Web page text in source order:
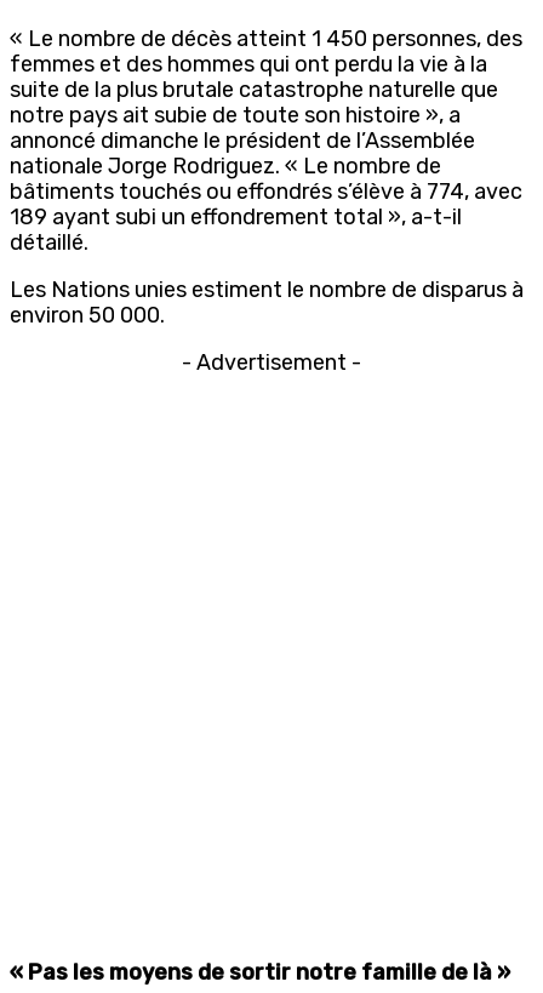
« Le nombre de décès atteint 1 450 personnes, des
femmes et des hommes qui ont perdu la vie à la
suite de la plus brutale catastrophe naturelle que
notre pays ait subie de toute son histoire », a
annoncé dimanche le président de l’Assemblée
nationale Jorge Rodriguez. « Le nombre de
bâtiments touchés ou effondrés s’élève à 774, avec
189 ayant subi un effondrement total », a-t-il
détaillé.
Les Nations unies estiment le nombre de disparus à
environ 50 000.
- Advertisement -
« Pas les moyens de sortir notre famille de là »